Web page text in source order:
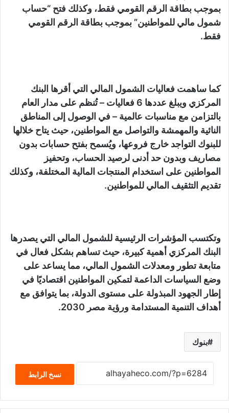
بموجب بطاقة الرقم القومي فقط، وكذلك فتح “حساب
شمول مالي للمواطنين” بموجب بطاقة الرقم القومي
فقط.
كما ساهمت فعاليات الشمول المالي التي أقرها البنك
المركزي ويبلغ عددها 6 فعاليات – تُنظم على مدار العام
بالتزامن مع مناسبات عالمية – في الوصول إلى المناطق
النائية والمهمشة والتواصل مع المواطنين، حيث يتاح خلالها
للبنوك التواجد خارج فروعها، ويُسمح بفتح حسابات بدون
مصاريف وبدون حد أدنى لرصيد الحساب، وتحفيز
المواطنين على استخدام المنتجات المالية المختلفة، وكذلك
تقديم التثقيف المالي للمواطنين.
وتكتسب المؤشرات الرئيسية للشمول المالي التي يصدرها
البنك المركزي أهمية كبيرة، حيث تساهم بشكل فعال في
متابعة تطور ومعدلات الشمول المالي، مما يساعد على
وضع السياسات الداعمة لتمكين المواطنين اقتصاديًا في
إطار الجهود المبذولة على مستوى الدولة، بما يتوافق مع
أهداف التنمية المستدامة ورؤية مصر 2030.
بنوك
نسخ الرابط